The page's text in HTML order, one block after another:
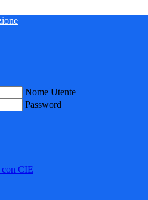
Nome Utente
Password
con CIE